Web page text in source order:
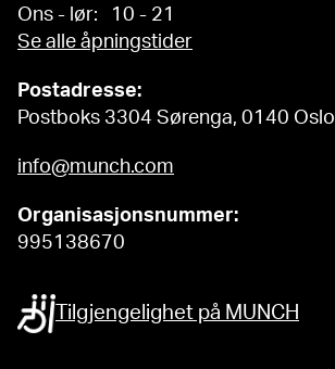
Ons - lør: 10 - 21
Se alle åpningstider
Postadresse:
Postboks 3304 Sørenga, 0140 Oslo
info@munch.com
Organisasjonsnummer:
995138670
Tilgjengelighet på MUNCH